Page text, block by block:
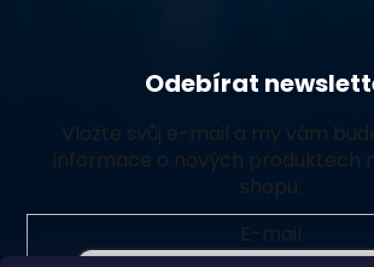
Odebírat
Vložte svůj e-mail a my vám
informace o nových produktech
shopu.
E-mail